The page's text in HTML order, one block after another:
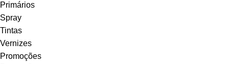
Primários
Spray
Tintas
Vernizes
Promoções